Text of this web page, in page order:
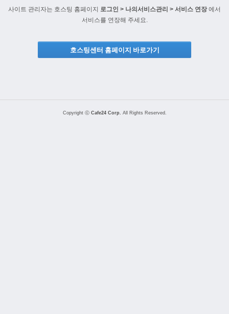
사이트 관리자는 호스팅 홈페이지 로그인 > 나의서비스관리 > 서비스 연장에서
서비스를 연장해 주세요.
호스팅센터 홈페이지 바로가기
Copyright ⓒ Cafe24 Corp. All Rights Reserved.